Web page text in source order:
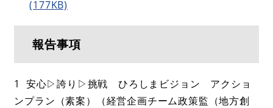
(177KB)
報告事項
1 安心▷誇り▷挑戦 ひろしまビジョン アクショ
ンプラン（素案）（経営企画チーム政策監（地方創